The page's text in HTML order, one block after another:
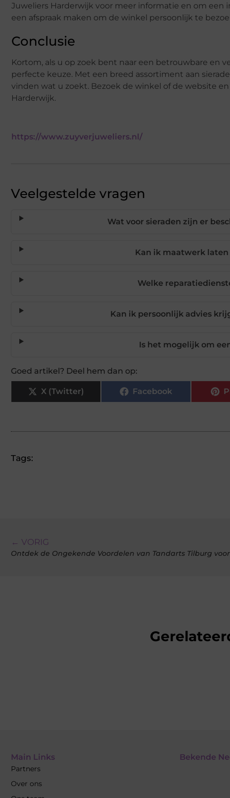
Juweliers Harderwijk voor meer informatie en om
een afspraak maken om de winkel persoonlijk te
Conclusie
Kortom, als u op zoek bent naar een betrouwbare en
perfecte keuze. Met een breed assortiment aan
vinden wat u zoekt. Bezoek de winkel of de website
Harderwijk.
https://www.zuyverjuweliers.nl/
Veelgestelde vragen
Wat voor sieraden zijn er
Kan ik maatwerk
Welke
Kan ik persoonlijk advies
Is het mogelijk om
Goed artikel? Deel hem dan op:
X (Twitter) Facebook
Tags:
← VORIG
Ontdek de Ongekende Voordelen van Tandarts Tilburg
Main Links
Partners
Over ons
Bekende